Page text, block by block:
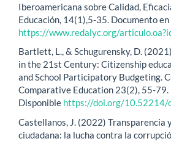
Iberoamericana sobre Calidad,
Educación, 14(1),5-35. Documento
https://www.redalyc.org/
Bartlett, L., & Schugurensky, D.
in the 21st Century: Citizenship
and School Participatory Budgeting.
Comparative Education 23(2), 55-79.
Disponible https://doi.org/10.52214/
Castellanos, J. (2022) Transparencia
ciudadana: la lucha contra la